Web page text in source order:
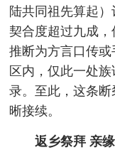
陆共同祖先算起
契合度超过九成，
推断为方言口传
区内，仅此一处
录。至此，这条
晰接续。
返乡祭拜 亲